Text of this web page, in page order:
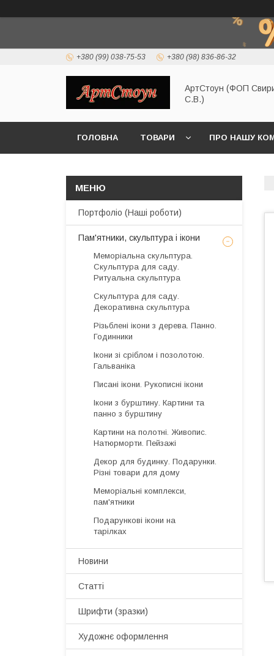
+380 (99) 038-75-53 +380 (98) 836-86-32
АртСтоун (ФОП
С.В.)
ГОЛОВНА ТОВАРИ ПРО НАШУ
Портфоліо (Наші роботи)
Пам'ятники, скульптура і ікони
Меморіальна скульптура.
Скульптура для саду.
Ритуальна скульптура
Скульптура для саду.
Декоративна скульптура
Різьблені ікони з дерева. Панно.
Годинники
Ікони зі сріблом і позолотою.
Гальваніка
Писані ікони. Рукописні ікони
Ікони з бурштину. Картини та
панно з бурштину
Картини на полотні. Живопис.
Натюрморти. Пейзажі
Декор для будинку. Подарунки.
Різні товари для дому
Меморіальні комплекси,
пам'ятники
Подарункові ікони на
тарілках
Новини
Статті
Шрифти (зразки)
Художнє оформлення